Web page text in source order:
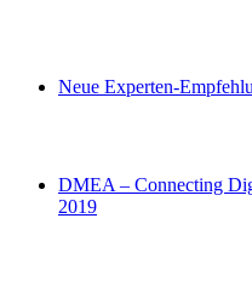
Neue Experten-
DMEA – Connecting
2019